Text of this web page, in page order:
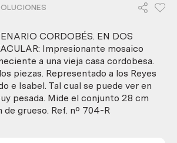
piezas.
Espectacular.
cantidad
CORDOBÉS. EN DOS
Impresionante mosaico
a una vieja casa cordobesa.
piezas. Representado a los Reyes
e Isabel. Tal cual se puede ver en
pesada. Mide el conjunto 28 cm
grueso. Ref. nº 704-R